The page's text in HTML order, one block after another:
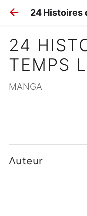
24 Histoires
24
TEMPS
MANGA
Auteur